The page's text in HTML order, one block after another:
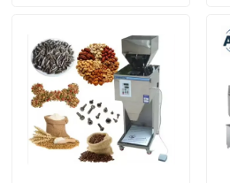
Macchine per la logistica
Macchine per
Macchine per imballaggio